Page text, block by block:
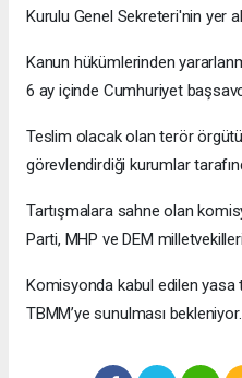
Kurulu Genel Sekreteri'nin yer
Kanun hükümlerinden
6 ay içinde Cumhuriyet
Teslim olacak olan terör
görevlendirdiği kurumlar
Tartışmalara sahne olan
Parti, MHP ve DEM
Komisyonda kabul edilen
TBMM’ye sunulması bekleniyor.